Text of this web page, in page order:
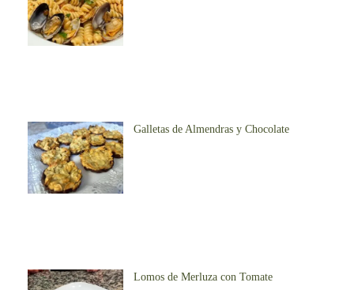
Galletas de Almendras y Chocolate
Lomos de Merluza con Tomate